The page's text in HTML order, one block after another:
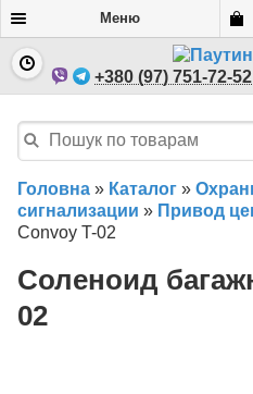
Меню
+380 (97) 751-72-52
Головна » Каталог »
сигнализации » Привод
Convoy T-02
Соленоид
02